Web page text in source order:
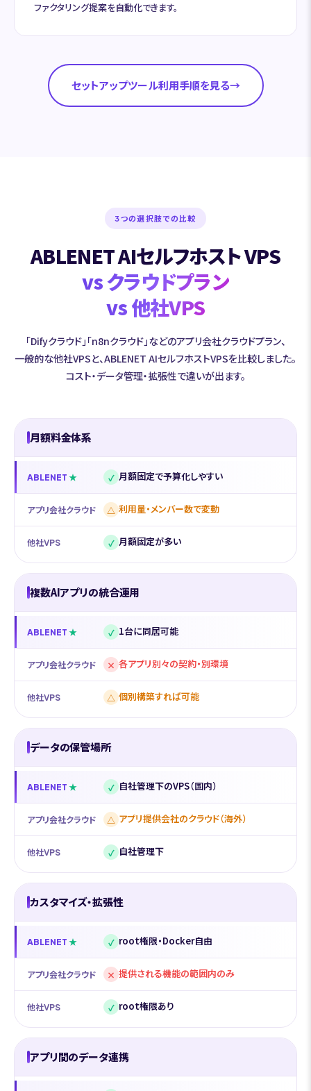
ファクタリング提案を自動化できます。
セットアップツール利用手順を見る→
3つの選択肢での比較
ABLENET AIセルフホスト VPS
vs クラウドプラン
vs 他社VPS
「Difyクラウド」「n8nクラウド」などのアプリ会社クラウドプラン、
一般的な他社VPSと、ABLENET AIセルフホストVPSを比較しました。
コスト・データ管理・拡張性で違いが出ます。
月額料金体系
ABLENET ✓ 月額固定で予算化しやすい
アプリ会社クラウド △ 利用量・メンバー数で変動
他社VPS ✓ 月額固定が多い
複数AIアプリの統合運用
ABLENET ✓ 1台に同居可能
アプリ会社クラウド × 各アプリ別々の契約・別環境
他社VPS △ 個別構築すれば可能
データの保管場所
ABLENET ✓ 自社管理下のVPS（国内）
アプリ会社クラウド △ アプリ提供会社のクラウド（海外）
他社VPS ✓ 自社管理下
カスタマイズ・拡張性
ABLENET ✓ root権限・Docker自由
アプリ会社クラウド × 提供される機能の範囲内のみ
他社VPS ✓ root権限あり
アプリ間のデータ連携